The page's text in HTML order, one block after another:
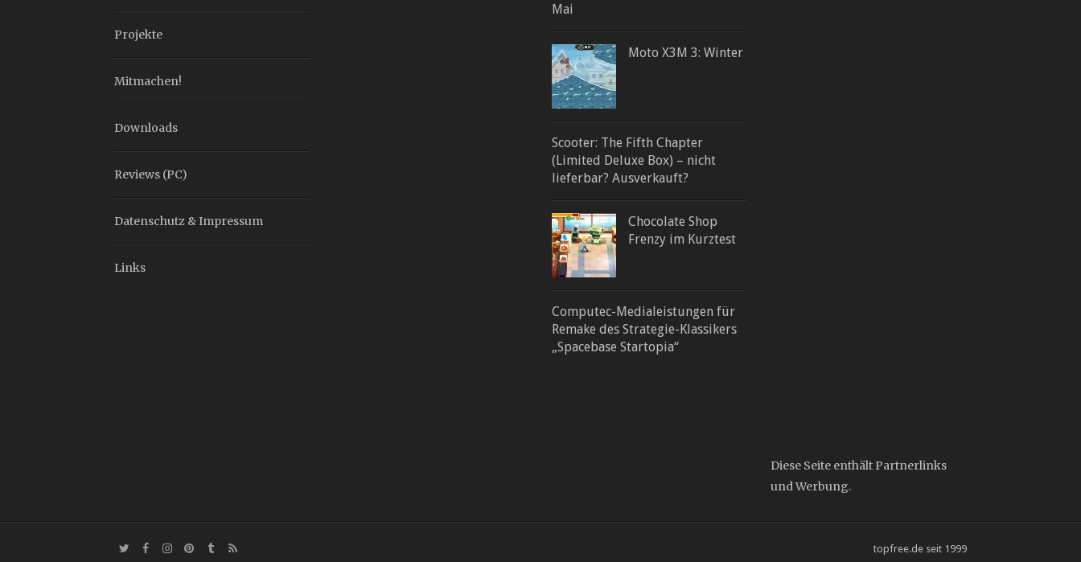
Projekte
Mitmachen!
Downloads
Reviews (PC)
Datenschutz & Impressum
Links
Mai
Moto X3M 3: Winter
Scooter: The Fifth Chapter
(Limited Deluxe Box) – nicht
lieferbar? Ausverkauft?
Chocolate Shop
Frenzy im Kurztest
Computec-Medialeistungen für
Remake des Strategie-Klassikers
„Spacebase Startopia“
Diese Seite enthält Partnerlinks
und Werbung.
topfree.de seit 1999